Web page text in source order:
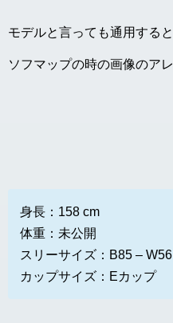
モデルと言っても通用する
ソフマップの時の画像のア
身長：158 cm
体重：未公開
スリーサイズ：B85 –
カップサイズ：Eカップ